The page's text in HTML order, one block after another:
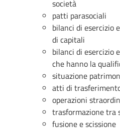
società
patti parasociali
bilanci di esercizio
di capitali
bilanci di esercizio
che hanno la
situazione
atti di
operazioni
trasformazione tra
fusione e scissione